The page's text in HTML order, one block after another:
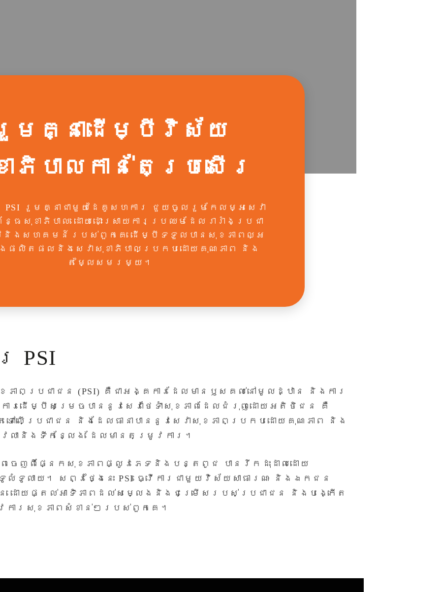
មគ្នាដើម្បីវិស័យ
ភិបាលកាន់តែប្រសើរ
PSI រួម​គ្នា​ជាមួយ​ដៃគូ​សហការ ជួយ​ចូលរួម​កែលម្អ​សេវា​
សុខាភិបាល ដោយដោះស្រាយការប្រឈមដែលរារាំងប្រជា
ងសហគមន៍របស់ពួកគេ ដើម្បីទទួលបានសុខភាពល្អ
ផលិតផលនិងសេវាសុខាភិបាលប្រកបដោយគុណភាព និង
តម្លៃសមរម្យ។
PSI
ាពប្រជាជន (PSI) គឺជាអង្គការដែលមានឫសគល់នៅមូលដ្ឋាន និង​ការ
ការដើម្បីសម្រេចបាននូវសេវាថែទាំសុខភាពដែលជំរុញដោយអតិថិជន គឺ
ៅលើប្រជាជន និងដែល​ធានាបាននូវសេវាសុខភាពប្រកបដោយគុណភាព និង
លានិងទីកន្លែង ដែលមានតម្រូវការ។
ពចេញពីផ្នែកសុខភាពផ្លូវភេទនិងបន្តពូជ បានរីកដុះដាលដោយ
ាយ។ សព្វថ្ងៃនេះ PSI ធ្វើការជាមួយវិស័យសាធារណៈ និងឯកជន
ដោយផ្តល់អាទិភាពដល់សម្លេងនិងជម្រើសរបស់ប្រជាជន និងបង្កើត
វការសុខភាពសំខាន់ៗរបស់ពួកគេ។